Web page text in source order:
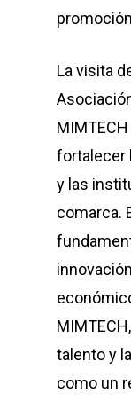
La visita
fortalecer
y las
comarca.
talento y
como un